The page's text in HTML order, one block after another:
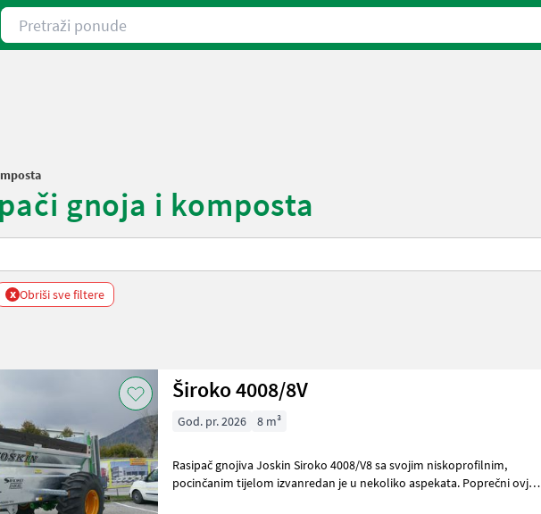
Pretraži ponude
gnoja i komposta
x Obriši sve filtere
Široko 4008/8V
God. pr. 2026 8 m³
Rasipač gnojiva Joskin Siroko 4008/V8 sa svojim niskoprofilnim,
pocinčanim tijelom izvanredan je u nekoliko aspekata. Poprečni ovjes